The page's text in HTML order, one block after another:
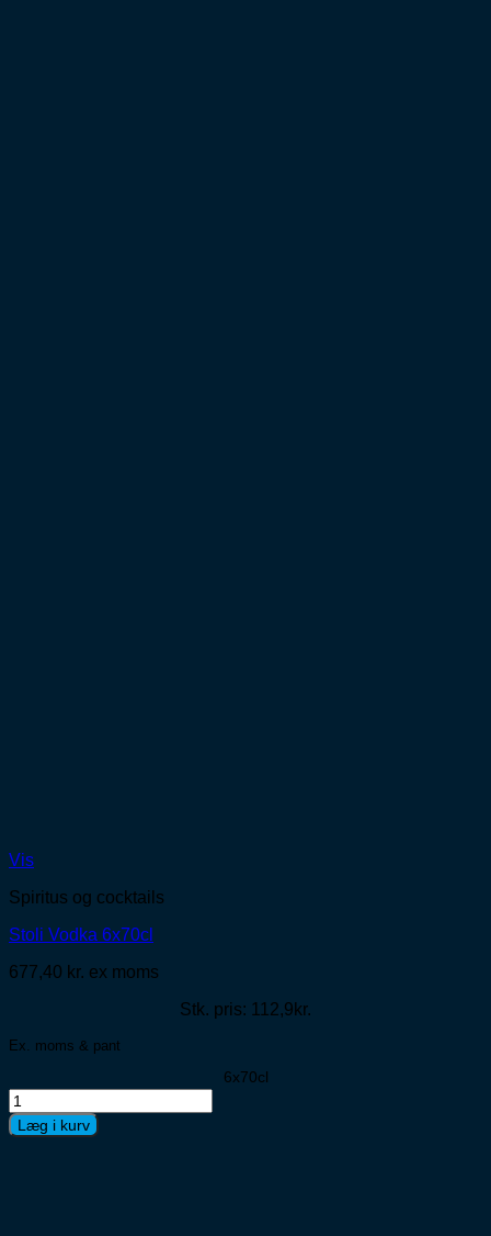
Vis
Spiritus og cocktails
Stoli Vodka 6x70cl
677,40 kr. ex moms
Stk. pris: 112,9kr.
Ex. moms & pant
6x70cl
Stoli
Vodka
6x70cl
Læg i kurv